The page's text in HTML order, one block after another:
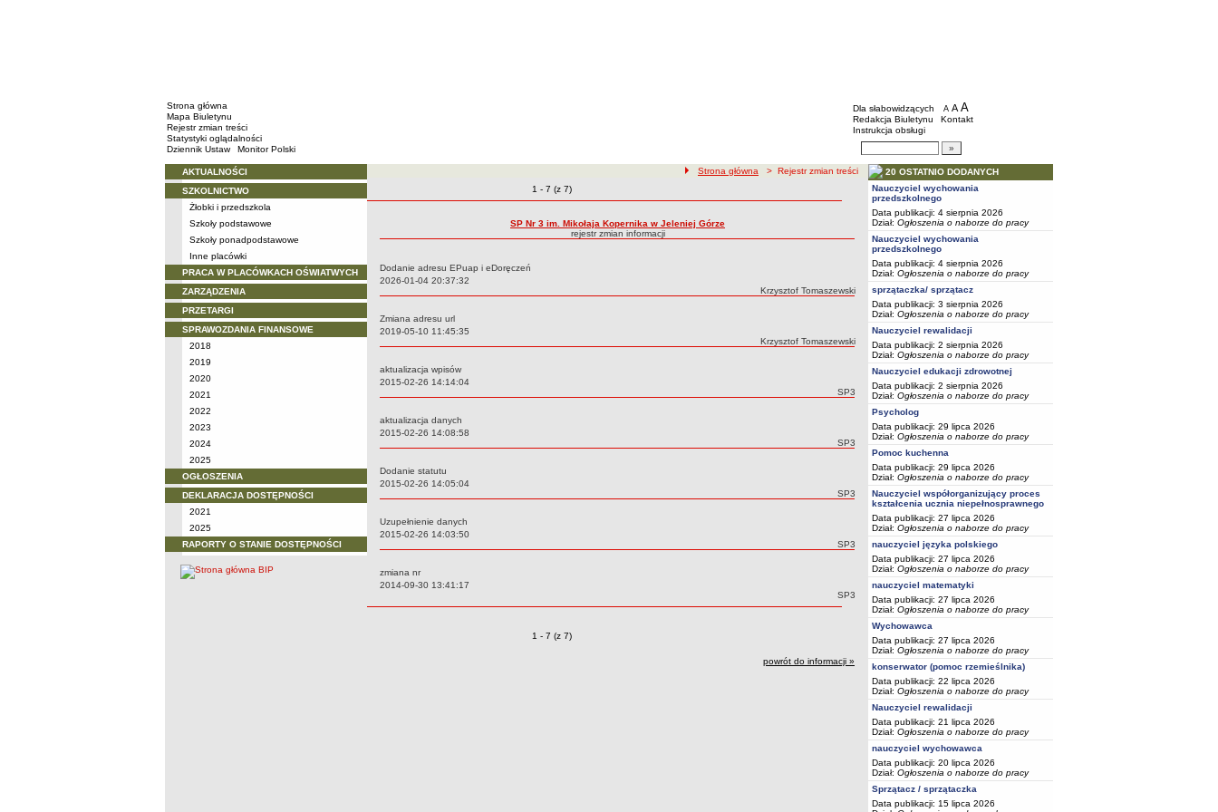
Strona główna
Mapa Biuletynu
Rejestr zmian treści
Statystyki oglądalności
Dziennik Ustaw
Monitor Polski
BIP - Szkoły i placówki wychowawcze
Menu dodatkowe
Dla słabowidzących A pomniejsz czcionkę
A standardowy rozmiar czcionki
A
Redakcja Biuletynu
Kontakt
Instrukcja obsługi
Wyszukiwarka artykułów
Menu
AKTUALNOŚCI
SZKOLNICTWO
Żłobki i przedszkola
Szkoły podstawowe
Szkoły ponadpodstawowe
Inne placówki
PRACA W PLACÓWKACH OŚWIATWYCH
ZARZĄDZENIA
PRZETARGI
SPRAWOZDANIA FINANSOWE
2018
2019
2020
2021
2022
2023
2024
2025
OGŁOSZENIA
DEKLARACJA DOSTĘPNOŚCI
2021
2025
RAPORTY O STANIE DOSTĘPNOŚCI
ścieżka nawigacji
Strona główna > Rejestr zmian treści
Zmiany o pozycjach
1 - 7 (z 7)
SP Nr 3 im. Mikołaja Kopernika w Jeleniej Górze
rejestr zmian informacji
Dodanie adresu EPuap i eDoręczeń
Data:
2026-01-04 20:37:32
Autor:
Krzysztof Tomaszewski
Zmiana adresu url
Data:
2019-05-10 11:45:35
Autor:
Krzysztof Tomaszewski
aktualizacja wpisów
Data:
2015-02-26 14:14:04
Autor:
SP3
aktualizacja danych
Data:
2015-02-26 14:08:58
Autor:
SP3
Dodanie statutu
Data:
2015-02-26 14:05:04
Autor:
SP3
Uzupełnienie danych
Data:
2015-02-26 14:03:50
Autor:
SP3
zmiana nr
Data:
2014-09-30 13:41:17
Autor:
SP3
Zmiany o pozycjach
1 - 7 (z 7)
powrót do informacji »
20 OSTATNIO DODANYCH
Nauczyciel wychowania
przedszkolnego
Data publikacji: 4 sierpnia 2026
Dział: Ogłoszenia o naborze do pracy
Nauczyciel wychowania
przedszkolnego
Data publikacji: 4 sierpnia 2026
Dział: Ogłoszenia o naborze do pracy
sprzątaczka/ sprzątacz
Data publikacji: 3 sierpnia 2026
Dział: Ogłoszenia o naborze do pracy
Nauczyciel rewalidacji
Data publikacji: 2 sierpnia 2026
Dział: Ogłoszenia o naborze do pracy
Nauczyciel edukacji zdrowotnej
Data publikacji: 2 sierpnia 2026
Dział: Ogłoszenia o naborze do pracy
Psycholog
Data publikacji: 29 lipca 2026
Dział: Ogłoszenia o naborze do pracy
Pomoc kuchenna
Data publikacji: 29 lipca 2026
Dział: Ogłoszenia o naborze do pracy
Nauczyciel współorganizujący proces
kształcenia ucznia niepełnosprawnego
Data publikacji: 27 lipca 2026
Dział: Ogłoszenia o naborze do pracy
nauczyciel języka polskiego
Data publikacji: 27 lipca 2026
Dział: Ogłoszenia o naborze do pracy
nauczyciel matematyki
Data publikacji: 27 lipca 2026
Dział: Ogłoszenia o naborze do pracy
Wychowawca
Data publikacji: 27 lipca 2026
Dział: Ogłoszenia o naborze do pracy
konserwator (pomoc rzemieślnika)
Data publikacji: 22 lipca 2026
Dział: Ogłoszenia o naborze do pracy
Nauczyciel rewalidacji
Data publikacji: 21 lipca 2026
Dział: Ogłoszenia o naborze do pracy
nauczyciel wychowawca
Data publikacji: 20 lipca 2026
Dział: Ogłoszenia o naborze do pracy
Sprzątacz / sprzątaczka
Data publikacji: 15 lipca 2026